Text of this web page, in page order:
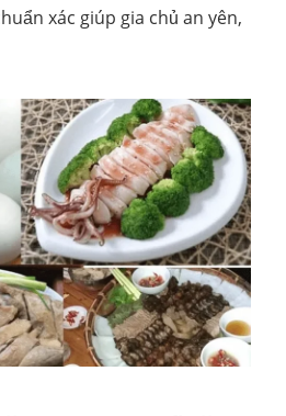
xác giúp gia chủ an yên,